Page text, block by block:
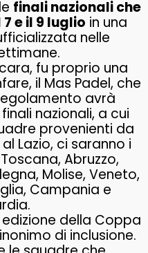
finali nazionali che
e il 9 luglio in una
nelle
fu proprio una
il Mas Padel, che
avrà
nazionali, a cui
provenienti da
Lazio, ci saranno i
Abruzzo,
Molise, Veneto,
Campania e
della Coppa
di inclusione.